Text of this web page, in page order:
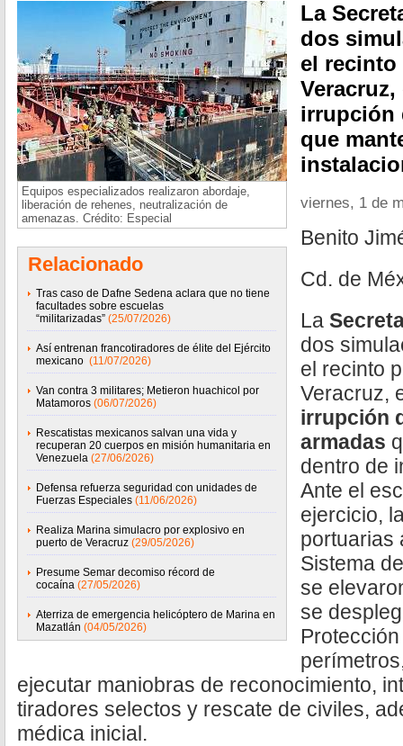
Equipos especializados realizaron abordaje,
liberación de rehenes, neutralización de
amenazas. Crédito: Especial
Relacionado
Tras caso de Dafne Sedena aclara que no tiene
facultades sobre escuelas
“militarizadas” (25/07/2026)
Así entrenan francotiradores de élite del Ejército
mexicano (11/07/2026)
Van contra 3 militares; Metieron huachicol por
Matamoros (06/07/2026)
Rescatistas mexicanos salvan una vida y
recuperan 20 cuerpos en misión humanitaria en
Venezuela (27/06/2026)
Defensa refuerza seguridad con unidades de
Fuerzas Especiales (11/06/2026)
Realiza Marina simulacro por explosivo en
puerto de Veracruz (29/05/2026)
Presume Semar decomiso récord de
cocaína (27/05/2026)
Aterriza de emergencia helicóptero de Marina en
Mazatlán (04/05/2026)
La
dos
el recinto
irrupción
que
viernes, 1 de
Benito
Cd. de
La
dos
el recinto
Veracruz,
irrupción
armadas
dentro de
Ante el
ejercicio,
portuarias
Sistema
se
se
ejecutar maniobras de reconocimiento,
tiradores selectos y rescate de civiles,
médica inicial.